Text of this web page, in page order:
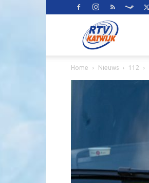
Home Nieuws 112